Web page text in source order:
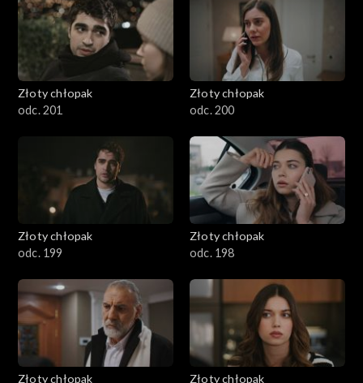
Złoty chłopak
odc. 201
Złoty chłopak
odc. 200
Złoty chłopak
odc. 199
Złoty chłopak
odc. 198
Złoty chłopak
Złoty chłopak